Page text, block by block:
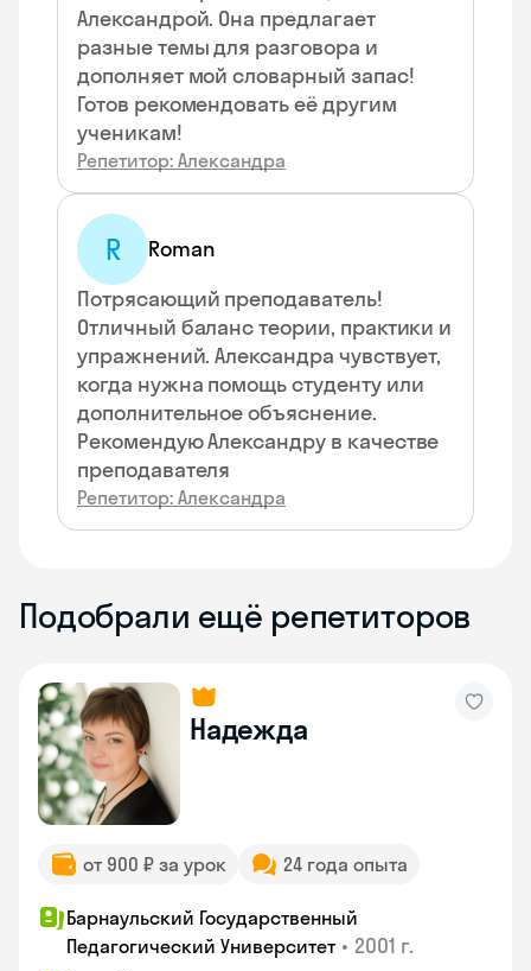
Александрой. Она предлагает
разные темы для разговора и
дополняет мой словарный запас!
Готов рекомендовать её другим
ученикам!
Репетитор: Александра
R
Roman
Потрясающий преподаватель!
Отличный баланс теории, практики и
упражнений. Александра чувствует,
когда нужна помощь студенту или
дополнительное объяснение.
Рекомендую Александру в качестве
преподавателя
Репетитор: Александра
Подобрали ещё репетиторов
Надежда
от 900 ₽ за урок 24 года опыта
Барнаульский Государственный
Педагогический Университет • 2001 г.